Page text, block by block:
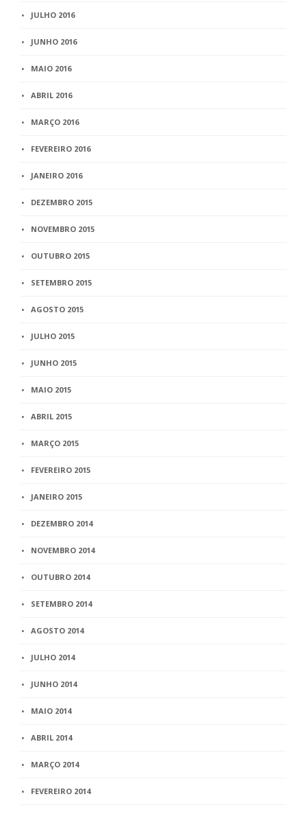
JULHO 2016
JUNHO 2016
MAIO 2016
ABRIL 2016
MARÇO 2016
FEVEREIRO 2016
JANEIRO 2016
DEZEMBRO 2015
NOVEMBRO 2015
OUTUBRO 2015
SETEMBRO 2015
AGOSTO 2015
JULHO 2015
JUNHO 2015
MAIO 2015
ABRIL 2015
MARÇO 2015
FEVEREIRO 2015
JANEIRO 2015
DEZEMBRO 2014
NOVEMBRO 2014
OUTUBRO 2014
SETEMBRO 2014
AGOSTO 2014
JULHO 2014
JUNHO 2014
MAIO 2014
ABRIL 2014
MARÇO 2014
FEVEREIRO 2014